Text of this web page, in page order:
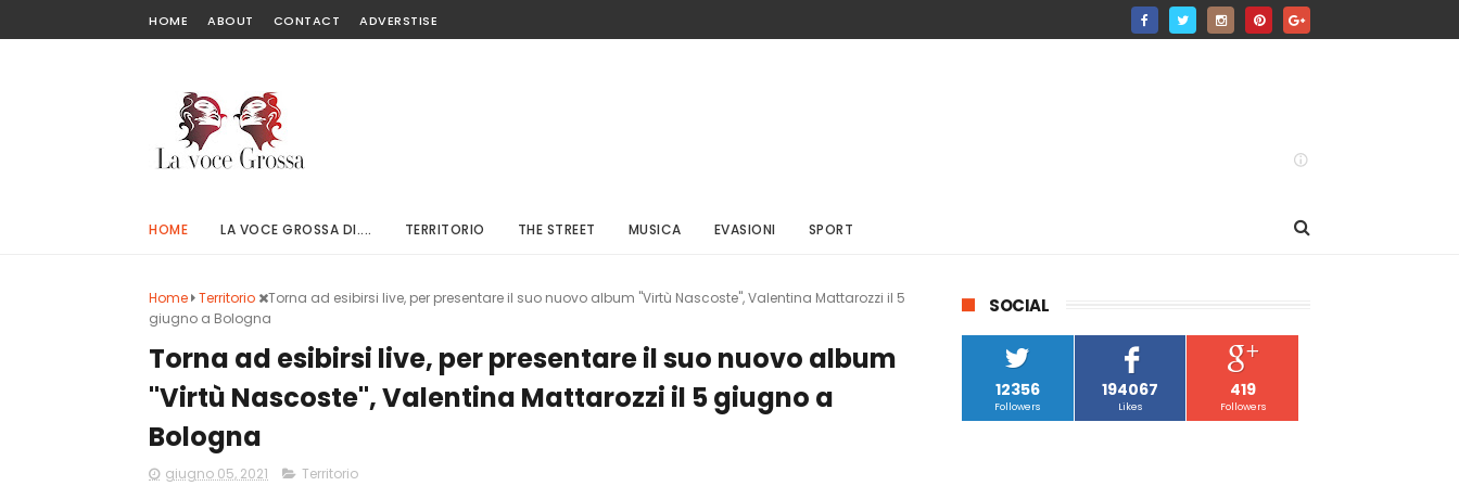
HOME ABOUT CONTACT ADVERSTISE
HOME LA VOCE GROSSA DI.... TERRITORIO THE STREET MUSICA EVASIONI SPORT
Home Territorio
Torna ad esibirsi live, per presentare il suo nuovo album "Virtù Nascoste", Valentina Mattarozzi il 5
giugno a Bologna
Torna ad esibirsi live, per presentare il suo nuovo album
"Virtù Nascoste", Valentina Mattarozzi il 5 giugno a
Bologna
giugno 05, 2021 Territorio
SOCIAL
12356
Followers
194067
Likes
419
Followers